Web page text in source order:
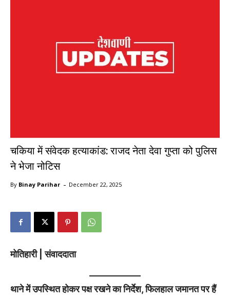
चकिया में संवेदक हत्याकांड: राजद नेता देवा गुप्ता को पुलिस
ने भेजा नोटिस
By Binay Parihar - December 22, 2025
मोतिहारी | संवाददाता
थाने में उपस्थित होकर पक्ष रखने का निर्देश, फिलहाल जमानत पर हैं